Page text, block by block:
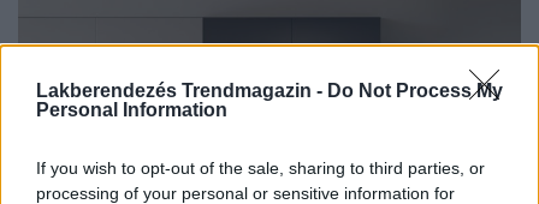
Lakberendezés Trendmagazin - Do Not Process My
Personal Information
If you wish to opt-out of the sale, sharing to third parties, or
processing of your personal or sensitive information for